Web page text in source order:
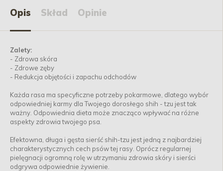
Opis Skład Opinie
Zalety:
- Zdrowa skóra
- Zdrowe zęby
- Redukcja objętości i zapachu odchodów
Każda rasa ma specyficzne potrzeby pokarmowe, dlatego wybór
odpowiedniej karmy dla Twojego dorosłego shih - tzu jest tak
ważny. Odpowiednia dieta może znacząco wpływać na różne
aspekty zdrowia twojego psa.
Efektowna, długa i gęsta sierść shih-tzu jest jedną z najbardziej
charakterystycznych cech psów tej rasy. Oprócz regularnej
pielęgnacji ogromną rolę w utrzymaniu zdrowia skóry i sierści
odgrywa odpowiednie żywienie.